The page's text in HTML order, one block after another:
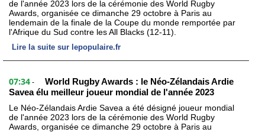
de l'année 2023 lors de la cérémonie des World Rugby
Awards, organisée ce dimanche 29 octobre à Paris au
lendemain de la finale de la Coupe du monde remportée par
l'Afrique du Sud contre les All Blacks (12-11).
Lire la suite sur lepopulaire.fr
07:34 -
World Rugby Awards : le Néo-Zélandais Ardie
Savea élu meilleur joueur mondial de l'année 2023
Le Néo-Zélandais Ardie Savea a été désigné joueur mondial
de l'année 2023 lors de la cérémonie des World Rugby
Awards, organisée ce dimanche 29 octobre à Paris au